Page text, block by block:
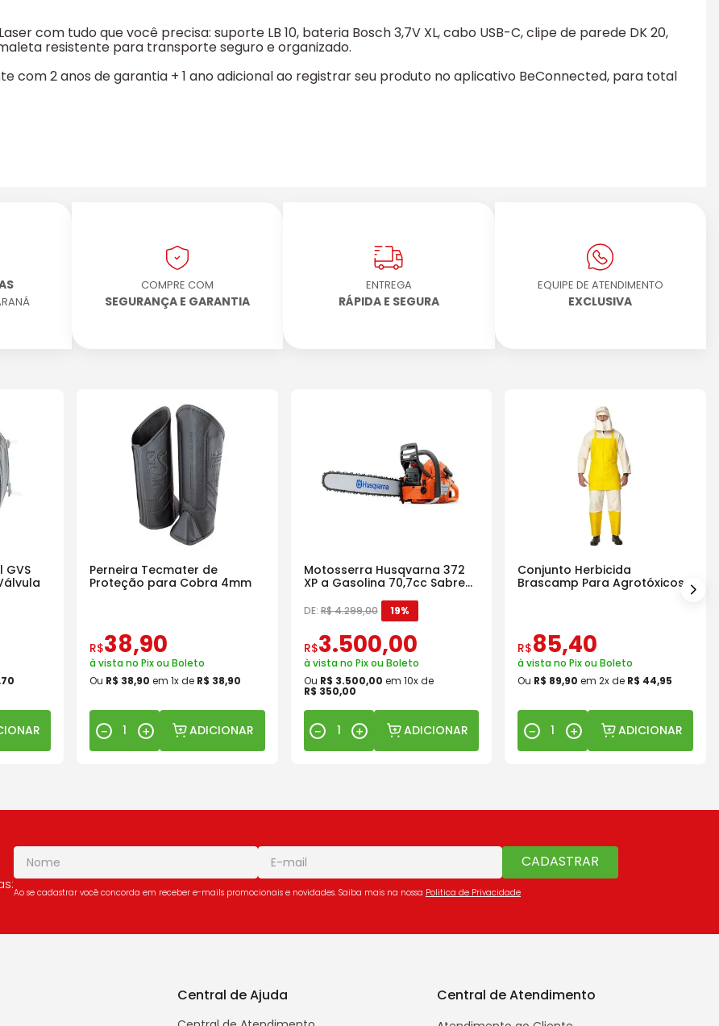
com tudo que você precisa: suporte LB 10, bateria Bosch 3,7V XL, cabo USB-C, clipe de parede DK 20,
resistente para transporte seguro e organizado.
com 2 anos de garantia + 1 ano adicional ao registrar seu produto no aplicativo BeConnected, para total
COMPRE COM
SEGURANÇA E GARANTIA
ENTREGA
RÁPIDA E SEGURA
EQUIPE DE ATENDIMENTO
EXCLUSIVA
70
Perneira Tecmater de
Proteção para Cobra 4mm
R$38,90
à vista no Pix ou Boleto
Ou R$ 38,90 em1x de R$ 38,90
＋
－ ADICIONAR
Motosserra Husqvarna 372
XP a Gasolina 70,7cc Sabre
DE:R$4.299,00 19%
R$3.500,00
à vista no Pix ou Boleto
Ou R$ 3.500,00 em 10x de
R$ 350,00
＋
－ ADICIONAR
Conjunto Herbicida
Brascamp Para Agrotóxicos
30 Lavagens
R$85,40
à vista no Pix ou Boleto
Ou R$ 89,90 em2x de R$ 44,95
＋
－ ADICIONAR
CADASTRAR
Ao se cadastrar você concorda em receber e-mails promocionais e novidades. Saiba mais na nossa Politica de Privacidade
Central de Ajuda Central de Atendimento